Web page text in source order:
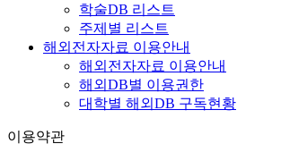
학술DB 리스트
주제별 리스트
해외전자자료 이용안내
해외전자자료 이용안내
해외DB별 이용권한
대학별 해외DB 구독현황
이용약관